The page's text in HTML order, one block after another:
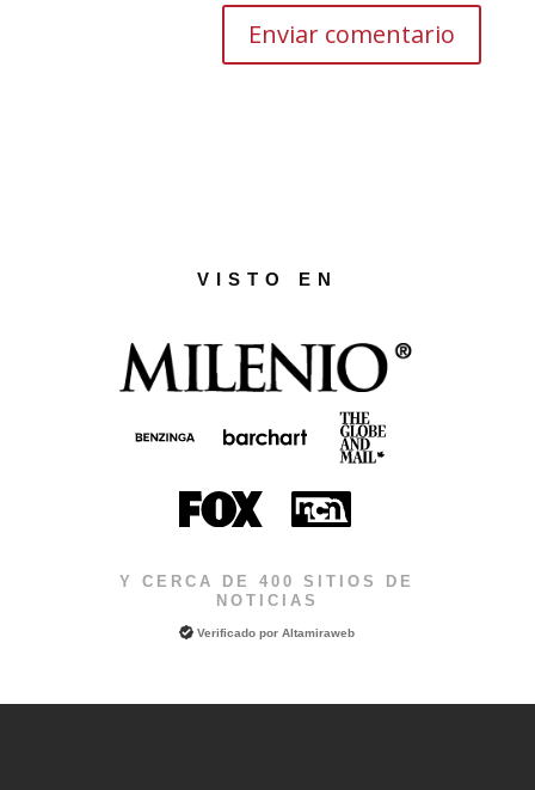
VISTO EN
Y CERCA DE 400 SITIOS DE
NOTICIAS
Verificado porAltamiraweb